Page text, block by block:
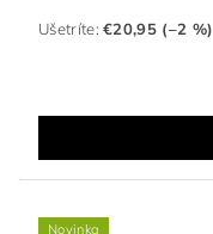
Ušetríte:€20,95 (–2 %)
Novinka